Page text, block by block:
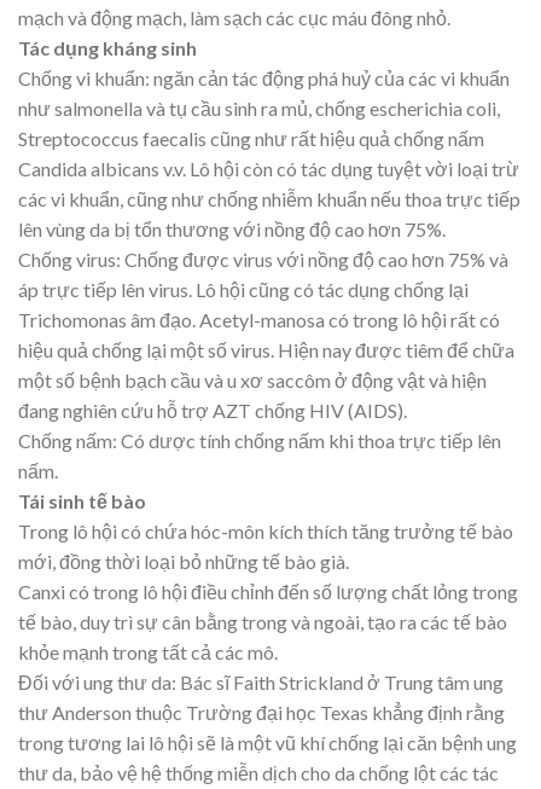
mạch và động mạch, làm sạch các cục máu đông nhỏ.
Tác dụng kháng sinh
Chống vi khuẩn: ngăn cản tác động phá huỷ của các vi khuẩn
như salmonella và tụ cầu sinh ra mủ, chống escherichia coli,
Streptococcus faecalis cũng như rất hiệu quả chống nấm
Candida albicans v.v. Lô hội còn có tác dụng tuyệt vời loại trừ
các vi khuẩn, cũng như chống nhiễm khuẩn nếu thoa trực tiếp
lên vùng da bị tổn thương với nồng độ cao hơn 75%.
Chống virus: Chống được virus với nồng độ cao hơn 75% và
áp trực tiếp lên virus. Lô hội cũng có tác dụng chống lại
Trichomonas âm đạo. Acetyl-manosa có trong lô hội rất có
hiệu quả chống lại một số virus. Hiện nay được tiêm để chữa
một số bệnh bạch cầu và u xơ saccôm ở động vật và hiện
đang nghiên cứu hỗ trợ AZT chống HIV (AIDS).
Chống nấm: Có dược tính chống nấm khi thoa trực tiếp lên
nấm.
Tái sinh tế bào
Trong lô hội có chứa hóc-môn kích thích tăng trưởng tế bào
mới, đồng thời loại bỏ những tế bào già.
Canxi có trong lô hội điều chỉnh đến số lượng chất lỏng trong
tế bào, duy trì sự cân bằng trong và ngoài, tạo ra các tế bào
khỏe mạnh trong tất cả các mô.
Đối với ung thư da: Bác sĩ Faith Strickland ở Trung tâm ung
thư Anderson thuộc Trường đại học Texas khẳng định rằng
trong tương lai lô hội sẽ là một vũ khí chống lại căn bệnh ung
thư da, bảo vệ hệ thống miễn dịch cho da chống lột các tác